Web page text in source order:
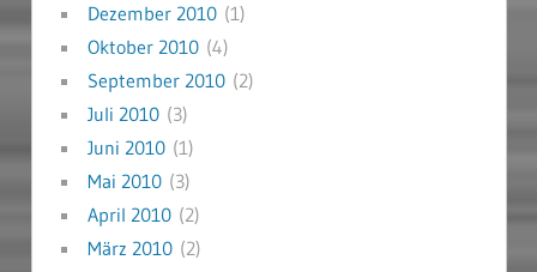
Dezember 2010(1)
Oktober 2010(4)
September 2010(2)
Juli 2010(3)
Juni 2010(1)
Mai 2010(3)
April 2010(2)
März 2010(2)